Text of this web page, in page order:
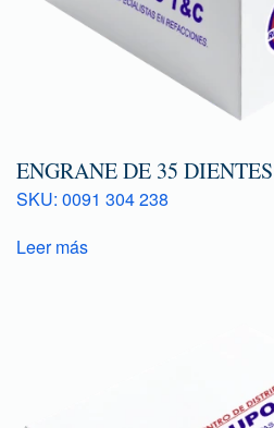
ENGRANE DE 35
SKU: 0091 304 238
Leer más